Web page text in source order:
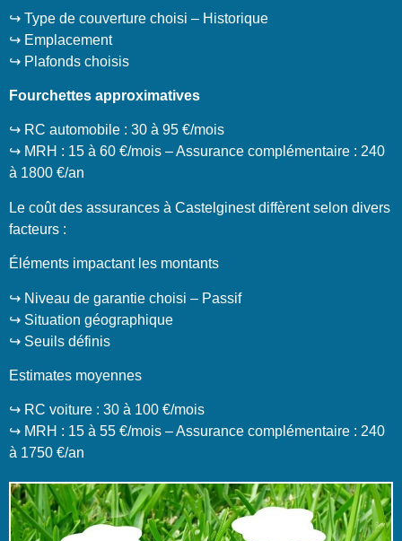
↪️ Type de couverture choisi – Historique
↪️ Emplacement
↪️ Plafonds choisis
Fourchettes approximatives
↪️ RC automobile : 30 à 95 €/mois
↪️ MRH : 15 à 60 €/mois – Assurance complémentaire : 240
à 1800 €/an
Le coût des assurances à Castelginest diffèrent selon divers
facteurs :
Éléments impactant les montants
↪️ Niveau de garantie choisi – Passif
↪️ Situation géographique
↪️ Seuils définis
Estimates moyennes
↪️ RC voiture : 30 à 100 €/mois
↪️ MRH : 15 à 55 €/mois – Assurance complémentaire : 240
à 1750 €/an